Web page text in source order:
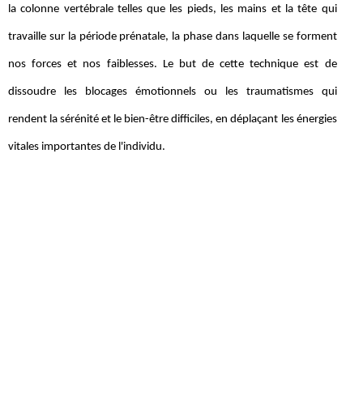
la colonne vertébrale telles que les pieds, les mains et la tête qui
travaille sur la période prénatale, la phase dans laquelle se forment
nos forces et nos faiblesses. Le but de cette technique est de
dissoudre les blocages émotionnels ou les traumatismes qui
rendent la sérénité et le bien-être difficiles, en déplaçant les énergies
vitales importantes de l'individu.